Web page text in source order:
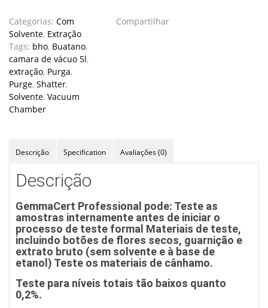
Categorias: Com
Solvente, Extração
Tags: bho, Buatano,
camara de vácuo 5l,
extração, Purga,
Purge, Shatter,
Solvente, Vacuum
Chamber
Compartilhar
Descrição Specification Avaliações (0)
Descrição
GemmaCert Professional pode: Teste as
amostras internamente antes de iniciar o
processo de teste formal Materiais de teste,
incluindo botões de flores secos, guarnição e
extrato bruto (sem solvente e à base de
etanol) Teste os materiais de cânhamo.
Teste para níveis totais tão baixos quanto
0,2%.